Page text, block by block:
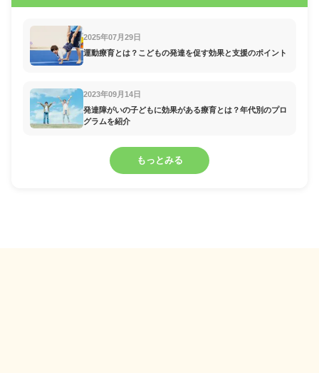
2025年07月29日
運動療育とは？こどもの発達を促す効果と支援のポイント
2023年09月14日
発達障がいの子どもに効果がある療育とは？年代別のプロ
グラムを紹介
もっとみる